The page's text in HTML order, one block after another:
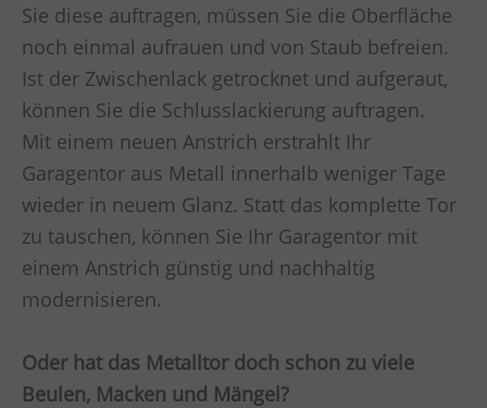
Sie diese auftragen, müssen Sie die Oberfläche
noch einmal aufrauen und von Staub befreien.
Ist der Zwischenlack getrocknet und aufgeraut,
können Sie die Schlusslackierung auftragen.
Mit einem neuen Anstrich erstrahlt Ihr
Garagentor aus Metall innerhalb weniger Tage
wieder in neuem Glanz. Statt das komplette Tor
zu tauschen, können Sie Ihr Garagentor mit
einem Anstrich günstig und nachhaltig
modernisieren.
Oder hat das Metalltor doch schon zu viele
Beulen, Macken und Mängel?